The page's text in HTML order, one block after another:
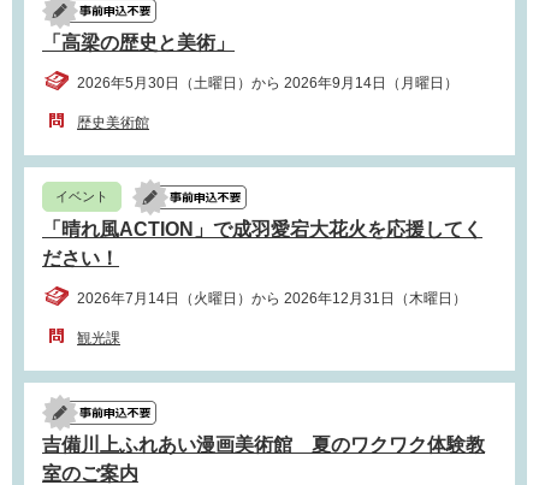
「高梁の歴史と美術」
2026年5月30日（土曜日）から 2026年9月14日（月曜日）
歴史美術館
イベント
「晴れ風ACTION」で成羽愛宕大花火を応援してく
ださい！
2026年7月14日（火曜日）から 2026年12月31日（木曜日）
観光課
吉備川上ふれあい漫画美術館 夏のワクワク体験教
室のご案内